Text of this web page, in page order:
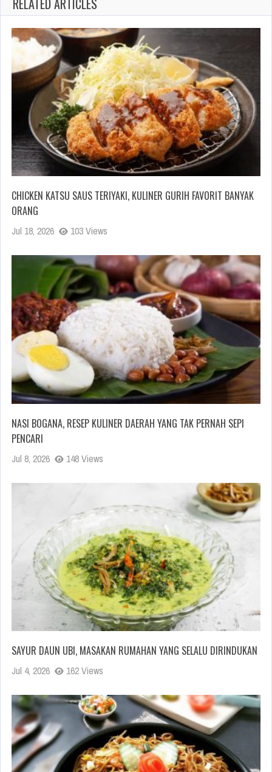
RELATED ARTICLES
CHICKEN KATSU SAUS TERIYAKI, KULINER GURIH FAVORIT BANYAK
ORANG
Jul 18, 2026 103 Views
NASI BOGANA, RESEP KULINER DAERAH YANG TAK PERNAH SEPI
PENCARI
Jul 8, 2026 148 Views
SAYUR DAUN UBI, MASAKAN RUMAHAN YANG SELALU DIRINDUKAN
Jul 4, 2026 162 Views